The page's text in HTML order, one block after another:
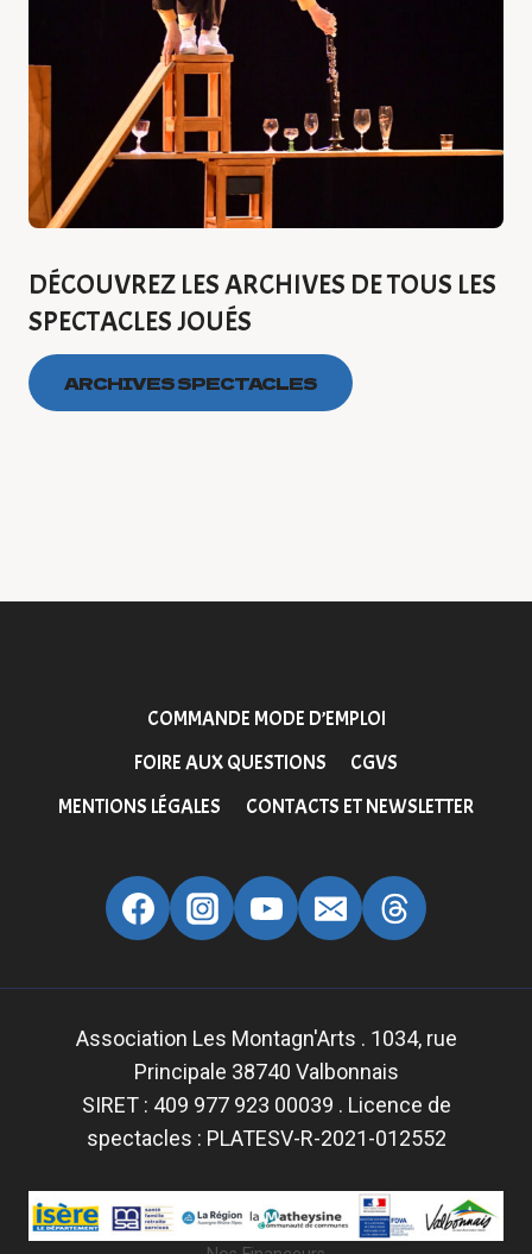
DÉCOUVREZ LES ARCHIVES DE TOUS LES
SPECTACLES JOUÉS
ARCHIVES SPECTACLES
COMMANDE MODE D’EMPLOI
FOIRE AUX QUESTIONS
CGVS
MENTIONS LÉGALES
CONTACTS ET NEWSLETTER
Association Les Montagn'Arts . 1034, rue
Principale 38740 Valbonnais
SIRET : 409 977 923 00039 . Licence de
spectacles : PLATESV-R-2021-012552